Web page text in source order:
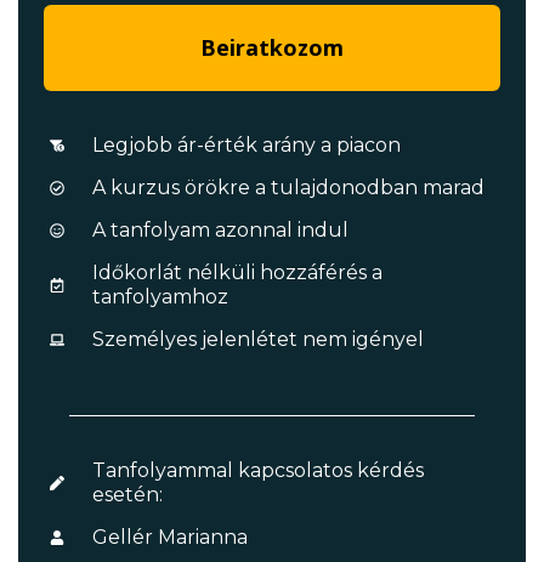
Beiratkozom
Legjobb ár-érték arány a piacon
A kurzus örökre a tulajdonodban marad
A tanfolyam azonnal indul
Időkorlát nélküli hozzáférés a
tanfolyamhoz
Személyes jelenlétet nem igényel
Tanfolyammal kapcsolatos kérdés
esetén:
Gellér Marianna